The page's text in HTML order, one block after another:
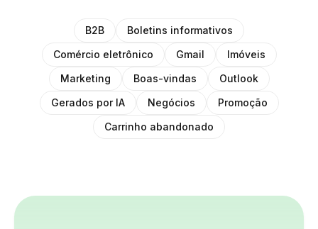
B2B
Boletins informativos
Comércio eletrônico
Gmail
Imóveis
Marketing
Boas-vindas
Outlook
Gerados por IA
Negócios
Promoção
Carrinho abandonado